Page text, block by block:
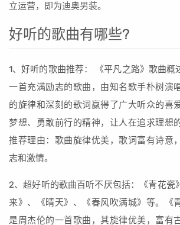
立运营，即为迪奥男装。
好听的歌曲有哪些?
1、好听的歌曲推荐： 《平凡之路》歌曲概
一首充满励志的歌曲，由知名歌手朴树演
的旋律和深刻的歌词赢得了广大听众的喜
梦想、勇敢前行的精神，让人在追求理想
推荐理由：歌曲旋律优美，歌词富有诗意
志和激情。
2、超好听的歌曲百听不厌包括：《青花瓷
来》、《晴天》、《春风吹满城》等。《
是周杰伦的一首歌曲，其旋律优美，富有